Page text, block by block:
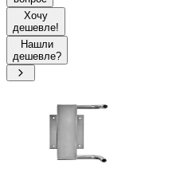
Хочу
дешевле!
Нашли
дешевле?